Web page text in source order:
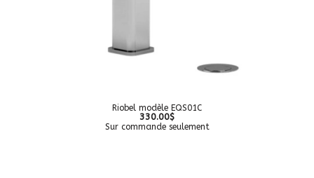
Riobel modèle EQS01C
330.00$
Sur commande seulement